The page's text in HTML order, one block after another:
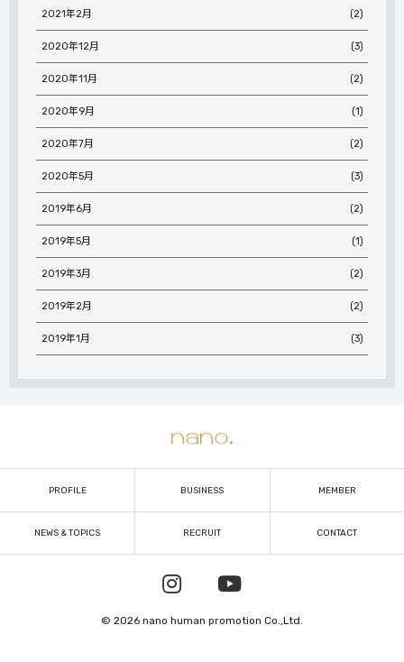
2021年2月 (2)
2020年12月 (3)
2020年11月 (2)
2020年9月 (1)
2020年7月 (2)
2020年5月 (3)
2019年6月 (2)
2019年5月 (1)
2019年3月 (2)
2019年2月 (2)
2019年1月 (3)
PROFILE BUSINESS MEMBER
NEWS & TOPICS RECRUIT CONTACT
© 2026 nano human promotion Co.,Ltd.